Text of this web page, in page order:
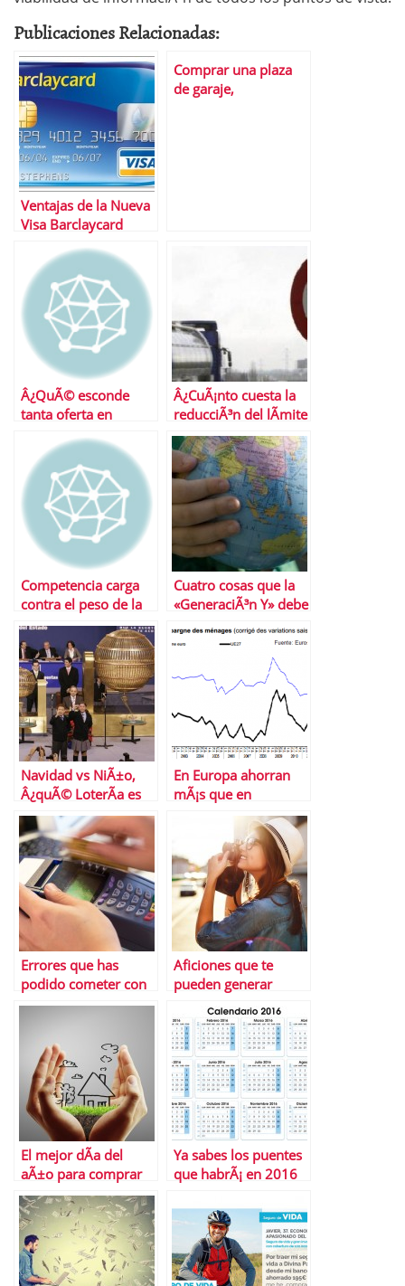
Publicaciones Relacionadas:
Ventajas de la Nueva
Visa Barclaycard
Comprar una plaza
de garaje,
Â¿QuÃ© esconde
tanta oferta en
Â¿CuÃ¡nto cuesta la
reducciÃ³n del lÃ­mite
de velocidad?
Competencia carga
contra el peso de la
gasolina
Cuatro cosas que la
«GeneraciÃ³n Y» debe
aprender sobre el
dinero
Navidad vs NiÃ±o,
Â¿quÃ© LoterÃ­a es
mÃ¡s rentable?
En Europa ahorran
mÃ¡s que en
EspaÃ±a, segÃºn
datos de Eurostat
Errores que has
podido cometer con
tu tarjeta de crÃ©dito
Aficiones que te
pueden generar
ingresos
El mejor dÃ­a del
aÃ±o para comprar
una casa
Ya sabes los puentes
que habrÃ¡ en 2016